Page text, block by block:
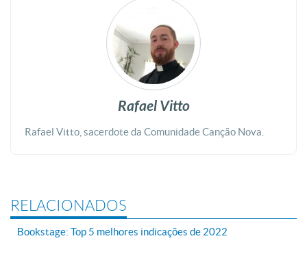
Rafael Vitto
Rafael Vitto, sacerdote da Comunidade Canção Nova.
RELACIONADOS
Bookstage: Top 5 melhores indicações de 2022